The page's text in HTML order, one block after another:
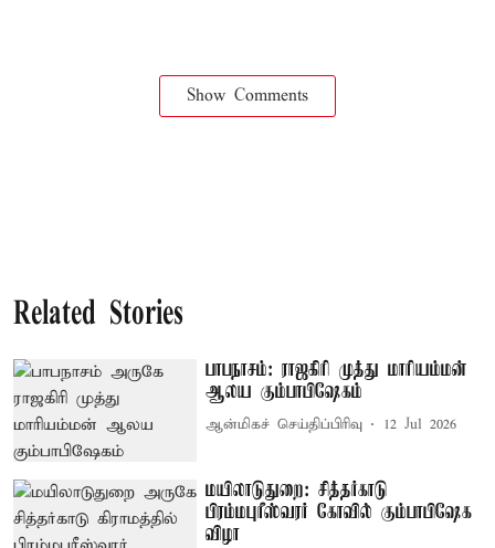
Show Comments
Related Stories
பாபநாசம்: ராஜகிரி முத்து மாரியம்மன்
ஆலய கும்பாபிஷேகம்
ஆன்மிகச் செய்திப்பிரிவு 12 Jul 2026
மயிலாடுதுறை: சித்தர்காடு
பிரம்மபுரீஸ்வரர் கோவில் கும்பாபிஷேக
விழா